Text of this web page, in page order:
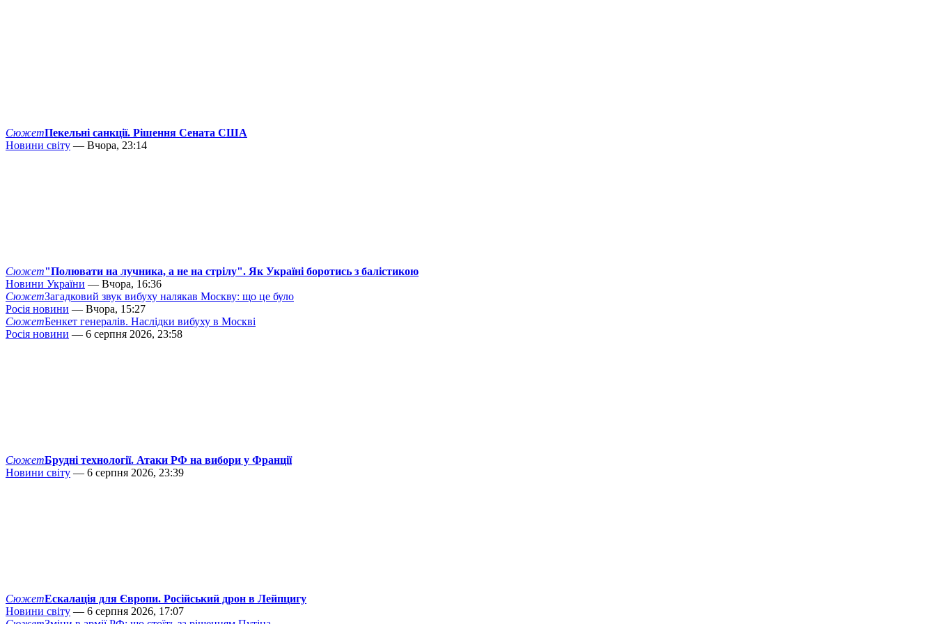
СюжетПекельні санкції. Рішення Сената США
Новини світу — Вчора, 23:14
Сюжет"Полювати на лучника, а не на стрілу". Як Україні боротись з балістикою
Новини України — Вчора, 16:36
СюжетЗагадковий звук вибуху налякав Москву: що це було
Росія новини — Вчора, 15:27
СюжетБенкет генералів. Наслідки вибуху в Москві
Росія новини — 6 серпня 2026, 23:58
СюжетБрудні технології. Атаки РФ на вибори у Франції
Новини світу — 6 серпня 2026, 23:39
СюжетЕскалація для Європи. Російський дрон в Лейпцигу
Новини світу — 6 серпня 2026, 17:07